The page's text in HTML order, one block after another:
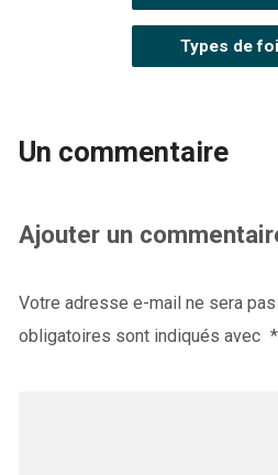
Types de
Un commentaire
Ajouter un
Votre adresse e-mail ne sera
obligatoires sont indiqués avec *